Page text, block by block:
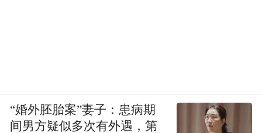
“婚外胚胎案”妻子：患病期
间男方疑似多次有外遇，第